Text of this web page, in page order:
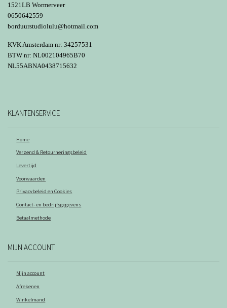
1521LB Wormerveer
0650642559
borduurstudiolulu@hotmail.com
KVK Amsterdam nr: 34257531
BTW nr: NL002104965B70
NL55ABNA0438715632
KLANTENSERVICE
Home
Verzend & Retourneringsbeleid
Levertijd
Voorwaarden
Privacybeleid en Cookies
Contact- en bedrijfsgegevens
Betaalmethode
MIJN ACCOUNT
Mijn account
Afrekenen
Winkelmand